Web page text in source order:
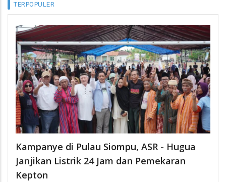
TERPOPULER
Kampanye di Pulau Siompu, ASR - Hugua
Janjikan Listrik 24 Jam dan Pemekaran
Kepton